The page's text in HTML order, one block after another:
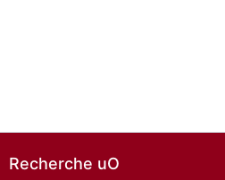
Recherche uO